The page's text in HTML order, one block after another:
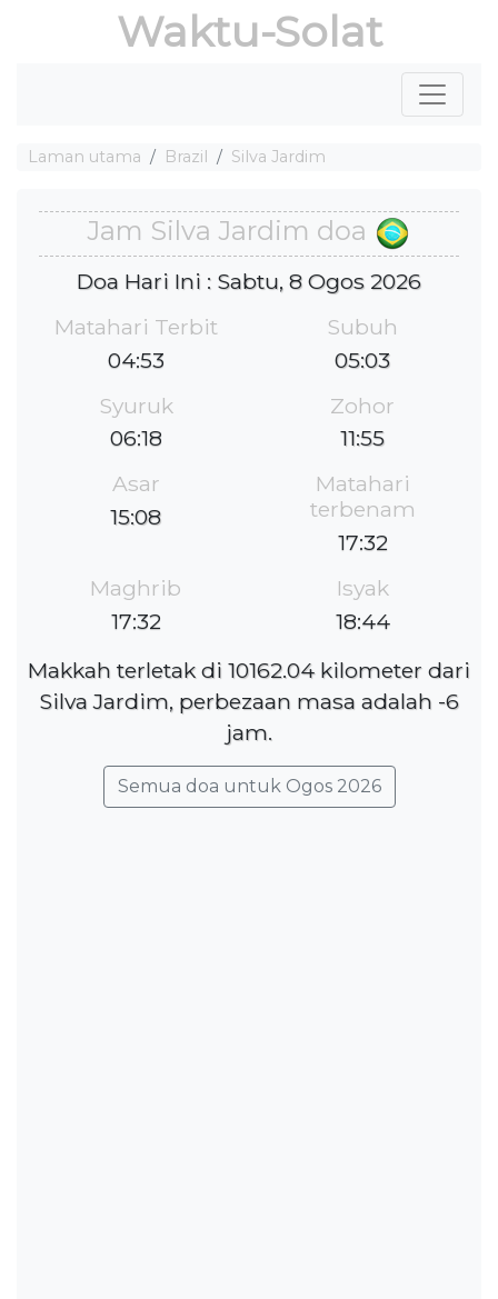
Waktu-Solat
Laman utama Brazil Silva Jardim
Jam Silva Jardim doa
Doa Hari Ini : Sabtu, 8 Ogos 2026
Matahari Terbit
04:53
Subuh
05:03
Syuruk
06:18
Zohor
11:55
Asar
15:08
Matahari
terbenam
17:32
Maghrib
17:32
Isyak
18:44
Makkah terletak di 10162.04 kilometer dari
Silva Jardim, perbezaan masa adalah -6
jam.
Semua doa untuk Ogos 2026